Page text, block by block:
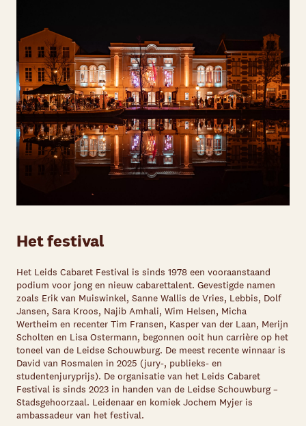
Het festival
Het Leids Cabaret Festival is sinds 1978 een vooraanstaand
podium voor jong en nieuw cabarettalent. Gevestigde namen
zoals Erik van Muiswinkel, Sanne Wallis de Vries, Lebbis, Dolf
Jansen, Sara Kroos, Najib Amhali, Wim Helsen, Micha
Wertheim en recenter Tim Fransen, Kasper van der Laan, Merijn
Scholten en Lisa Ostermann, begonnen ooit hun carrière op het
toneel van de Leidse Schouwburg. De meest recente winnaar is
David van Rosmalen in 2025 (jury-, publieks- en
studentenjuryprijs). De organisatie van het Leids Cabaret
Festival is sinds 2023 in handen van de Leidse Schouwburg –
Stadsgehoorzaal. Leidenaar en komiek Jochem Myjer is
ambassadeur van het festival.